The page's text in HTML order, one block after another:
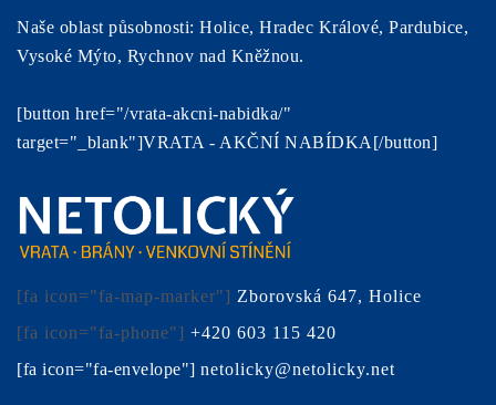
Naše oblast působnosti: Holice, Hradec Králové, Pardubice,
Vysoké Mýto, Rychnov nad Kněžnou.
[button href="/vrata-akcni-nabidka/"
target="_blank"]VRATA - AKČNÍ NABÍDKA[/button]
[fa icon="fa-map-marker"] Zborovská 647, Holice
[fa icon="fa-phone"] +420 603 115 420
[fa icon="fa-envelope"] netolicky@netolicky.net